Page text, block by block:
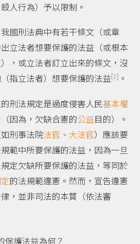
人行為）予以限制。
國刑法典中有若干條文（或章
立法者想要保護的法益（或根本
，或立法者訂立出來的條文，沒
指立法者）想要保護的法益[1] 。
刑法規定是過度侵害人民基本權
（因為，欠缺合憲的公益目的）。
刑事法院法官 、 大法官）應該要
範中所要保護的法益，因為一旦
定欠缺所要保護的法益，等同於
的法規範違憲。然而，宣告違憲
，並非司法的本質（依法審
保護法益為何？